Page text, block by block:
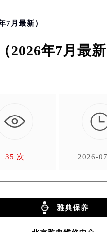
7月最新）
年7月最新
35 次 2026-
雅典保养